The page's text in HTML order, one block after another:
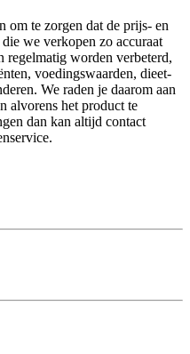
om te zorgen dat de prijs- en
we verkopen zo accuraat
regelmatig worden verbeterd,
voedingswaarden, dieet-
We raden je daarom aan
alvorens het product te
dan kan altijd contact